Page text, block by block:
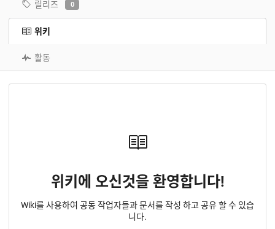
릴리즈 0
위키
활동
위키에 오신것을 환영합니다!
Wiki를 사용하여 공동 작업자들과 문서를 작성 하고 공유 할 수 있습
니다.